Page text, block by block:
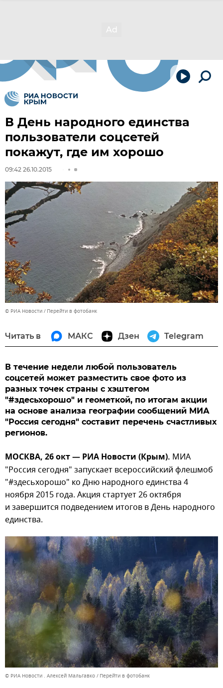
В День народного единства
пользователи соцсетей
покажут, где им хорошо
09:42 26.10.2015
© РИА Новости Перейти в фотобанк
Читать в МАКС Дзен Telegram
В течение недели любой пользователь
соцсетей может разместить свое фото из
разных точек страны с хэштегом
"#здесьхорошо" и геометкой, по итогам акции
на основе анализа географии сообщений МИА
"Россия сегодня" составит перечень счастливых
регионов.
МОСКВА, 26 окт — РИА Новости (Крым). МИА
"Россия сегодня" запускает всероссийский флешмоб
"#здесьхорошо" ко Дню народного единства 4
ноября 2015 года. Акция стартует 26 октября
и завершится подведением итогов в День народного
единства.
© РИА Новости . Алексей Мальгавко Перейти в фотобанк